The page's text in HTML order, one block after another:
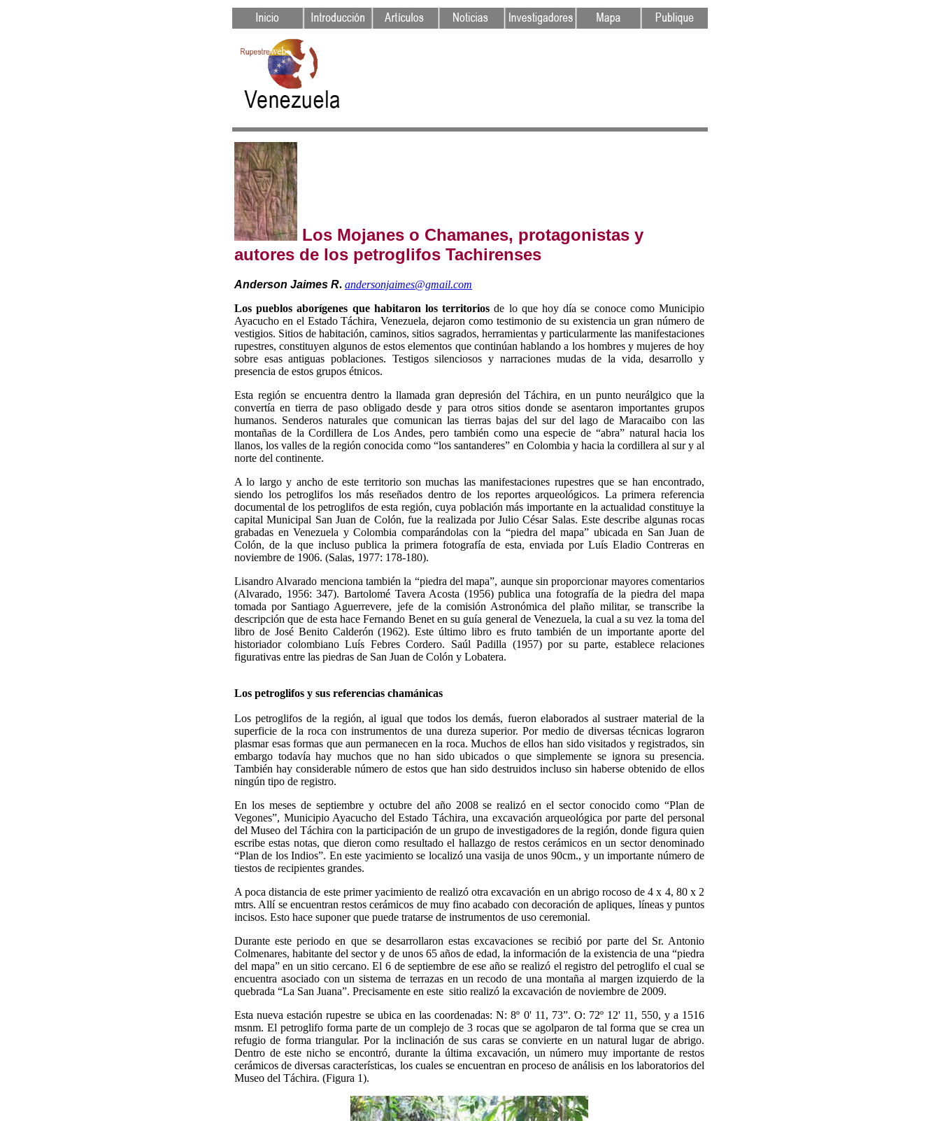
Los Mojanes o Chamanes, protagonistas y
autores de los petroglifos Tachirenses
Anderson Jaimes R. andersonjaimes@gmail.com
Los pueblos aborígenes que habitaron los territorios de lo que hoy día se conoce como Municipio
Ayacucho en el Estado Táchira, Venezuela, dejaron como testimonio de su existencia un gran número de
vestigios. Sitios de habitación, caminos, sitios sagrados, herramientas y particularmente las manifestaciones
rupestres, constituyen algunos de estos elementos que continúan hablando a los hombres y mujeres de hoy
sobre esas antiguas poblaciones. Testigos silenciosos y narraciones mudas de la vida, desarrollo y
presencia de estos grupos étnicos.
Esta región se encuentra dentro la llamada gran depresión del Táchira, en un punto neurálgico que la
convertía en tierra de paso obligado desde y para otros sitios donde se asentaron importantes grupos
humanos. Senderos naturales que comunican las tierras bajas del sur del lago de Maracaibo con las
montañas de la Cordillera de Los Andes, pero también como una especie de “abra” natural hacia los
llanos, los valles de la región conocida como “los santanderes” en Colombia y hacia la cordillera al sur y al
norte del continente.
A lo largo y ancho de este territorio son muchas las manifestaciones rupestres que se han encontrado,
siendo los petroglifos los más reseñados dentro de los reportes arqueológicos. La primera referencia
documental de los petroglifos de esta región, cuya población más importante en la actualidad constituye la
capital Municipal San Juan de Colón, fue la realizada por Julio César Salas. Este describe algunas rocas
grabadas en Venezuela y Colombia comparándolas con la “piedra del mapa” ubicada en San Juan de
Colón, de la que incluso publica la primera fotografía de esta, enviada por Luís Eladio Contreras en
noviembre de 1906. (Salas, 1977: 178-180).
Lisandro Alvarado menciona también la “piedra del mapa”, aunque sin proporcionar mayores comentarios
(Alvarado, 1956: 347). Bartolomé Tavera Acosta (1956) publica una fotografía de la piedra del mapa
tomada por Santiago Aguerrevere, jefe de la comisión Astronómica del plaño militar, se transcribe la
descripción que de esta hace Fernando Benet en su guía general de Venezuela, la cual a su vez la toma del
libro de José Benito Calderón (1962). Este último libro es fruto también de un importante aporte del
historiador colombiano Luís Febres Cordero. Saúl Padilla (1957) por su parte, establece relaciones
figurativas entre las piedras de San Juan de Colón y Lobatera.
Los petroglifos y sus referencias chamánicas
Los petroglifos de la región, al igual que todos los demás, fueron elaborados al sustraer material de la
superficie de la roca con instrumentos de una dureza superior. Por medio de diversas técnicas lograron
plasmar esas formas que aun permanecen en la roca. Muchos de ellos han sido visitados y registrados, sin
embargo todavía hay muchos que no han sido ubicados o que simplemente se ignora su presencia.
También hay considerable número de estos que han sido destruidos incluso sin haberse obtenido de ellos
ningún tipo de registro.
En los meses de septiembre y octubre del año 2008 se realizó en el sector conocido como “Plan de
Vegones”, Municipio Ayacucho del Estado Táchira, una excavación arqueológica por parte del personal
del Museo del Táchira con la participación de un grupo de investigadores de la región, donde figura quien
escribe estas notas, que dieron como resultado el hallazgo de restos cerámicos en un sector denominado
“Plan de los Indios”. En este yacimiento se localizó una vasija de unos 90cm., y un importante número de
tiestos de recipientes grandes.
A poca distancia de este primer yacimiento de realizó otra excavación en un abrigo rocoso de 4 x 4, 80 x 2
mtrs. Allí se encuentran restos cerámicos de muy fino acabado con decoración de apliques, líneas y puntos
incisos. Esto hace suponer que puede tratarse de instrumentos de uso ceremonial.
Durante este periodo en que se desarrollaron estas excavaciones se recibió por parte del Sr. Antonio
Colmenares, habitante del sector y de unos 65 años de edad, la información de la existencia de una “piedra
del mapa” en un sitio cercano. El 6 de septiembre de ese año se realizó el registro del petroglifo el cual se
encuentra asociado con un sistema de terrazas en un recodo de una montaña al margen izquierdo de la
quebrada “La San Juana”. Precisamente en este sitio realizó la excavación de noviembre de 2009.
Esta nueva estación rupestre se ubica en las coordenadas: N: 8º 0' 11, 73”. O: 72º 12' 11, 550, y a 1516
msnm. El petroglifo forma parte de un complejo de 3 rocas que se agolparon de tal forma que se crea un
refugio de forma triangular. Por la inclinación de sus caras se convierte en un natural lugar de abrigo.
Dentro de este nicho se encontró, durante la última excavación, un número muy importante de restos
cerámicos de diversas características, los cuales se encuentran en proceso de análisis en los laboratorios del
Museo del Táchira. (Figura 1).